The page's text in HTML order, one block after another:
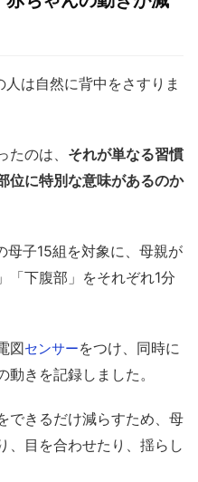
は自然に背中をさすりま
のは、 それが単なる習慣
位に特別な意味があるのか
母子15組を対象に、母親が
「下腹部」をそれぞれ1分
図センサーをつけ、同時に
きを記録しました。
できるだけ減らすため、母
、目を合わせたり、揺らし